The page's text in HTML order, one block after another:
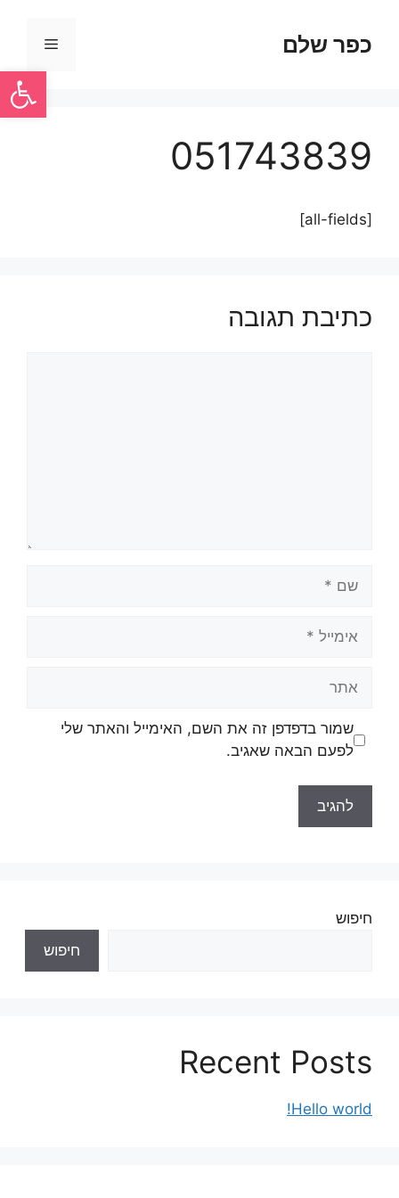
פתח
כפר שלם
051743839
[all-fields]
כתיבת תגובה
שמור בדפדפן זה את השם, האימייל והאתר שלי
לפעם הבאה שאגיב.
חיפוש
חיפוש
Recent Posts
Hello world!